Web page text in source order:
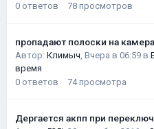
0 ответов 78 просмотров
пропадают полоски на
Автор: Климыч, Вчера в 06:59 в
время
0 ответов 74 просмотра
Дергается акпп при